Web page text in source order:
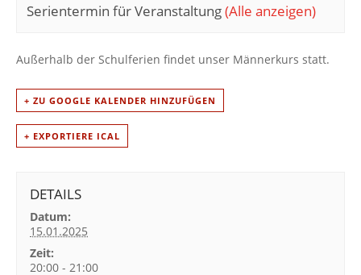
Serientermin für Veranstaltung(Alle anzeigen)
Außerhalb der Schulferien findet unser Männerkurs statt.
+ ZU GOOGLE KALENDER HINZUFÜGEN
+ EXPORTIERE ICAL
DETAILS
Datum:
15.01.2025
Zeit:
20:00 - 21:00